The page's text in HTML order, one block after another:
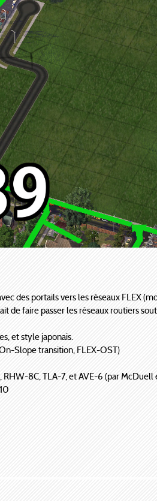
des portails vers les réseaux FLEX
faire passer les réseaux routiers
et style japonais.
Slope transition, FLEX-OST)
8C, TLA-7, et AVE-6 (par McDuell